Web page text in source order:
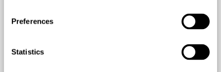
Preferences
Statistics
Daño Cerebral
relacionadas con el Daño
Cerebral Traumático